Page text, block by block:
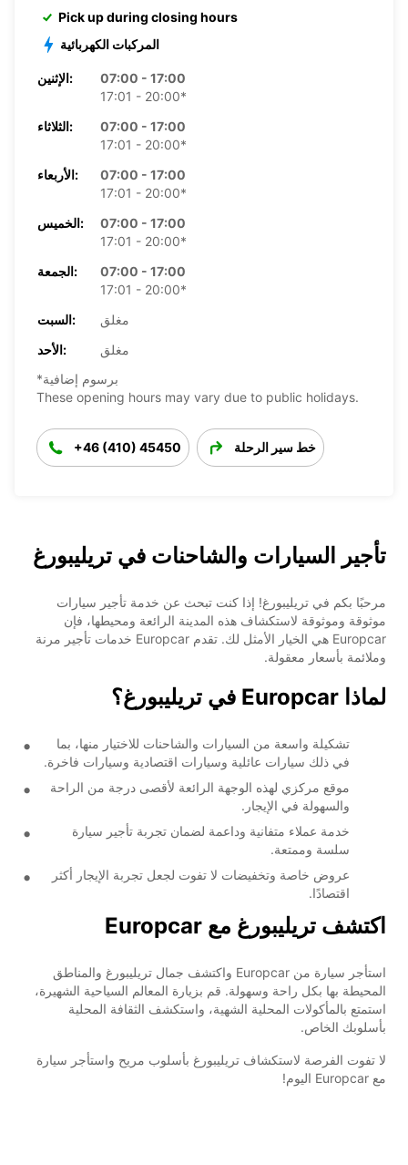
Pick up during closing hours
المركبات الكهربائية
الإثنين:
07:00 - 17:00
17:01 - 20:00*
الثلاثاء:
07:00 - 17:00
17:01 - 20:00*
الأربعاء:
07:00 - 17:00
17:01 - 20:00*
الخميس:
07:00 - 17:00
17:01 - 20:00*
الجمعة:
07:00 - 17:00
17:01 - 20:00*
السبت:
مغلق
الأحد:
مغلق
*برسوم إضافية
These opening hours may vary due to public holidays.
+46 (410) 45450 خط سير الرحلة
تأجير السيارات والشاحنات في تريليبورغ
مرحبًا بكم في تريليبورغ! إذا كنت تبحث عن خدمة تأجير سيارات
موثوقة وموثوقة لاستكشاف هذه المدينة الرائعة ومحيطها، فإن
Europcar هي الخيار الأمثل لك. تقدم Europcar خدمات تأجير مرنة
وملائمة بأسعار معقولة.
لماذا Europcar في تريليبورغ؟
تشكيلة واسعة من السيارات والشاحنات للاختيار منها، بما
في ذلك سيارات عائلية وسيارات اقتصادية وسيارات فاخرة.
موقع مركزي لهذه الوجهة الرائعة لأقصى درجة من الراحة
والسهولة في الإيجار.
خدمة عملاء متفانية وداعمة لضمان تجربة تأجير سيارة
سلسة وممتعة.
عروض خاصة وتخفيضات لا تفوت لجعل تجربة الإيجار أكثر
اقتصادًا.
اكتشف تريليبورغ مع Europcar
استأجر سيارة من Europcar واكتشف جمال تريليبورغ والمناطق
المحيطة بها بكل راحة وسهولة. قم بزيارة المعالم السياحية الشهيرة،
استمتع بالمأكولات المحلية الشهية، واستكشف الثقافة المحلية
بأسلوبك الخاص.
لا تفوت الفرصة لاستكشاف تريليبورغ بأسلوب مريح واستأجر سيارة
مع Europcar اليوم!